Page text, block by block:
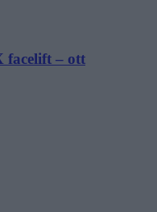
facelift – ott